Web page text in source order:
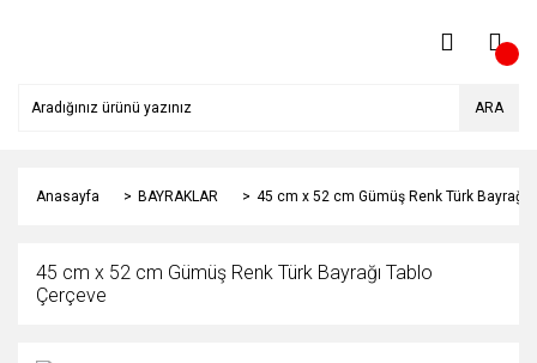
ARA
Anasayfa BAYRAKLAR 45 cm x 52 cm Gümüş Renk Türk Bayrağı
45 cm x 52 cm Gümüş Renk Türk Bayrağı Tablo
Çerçeve